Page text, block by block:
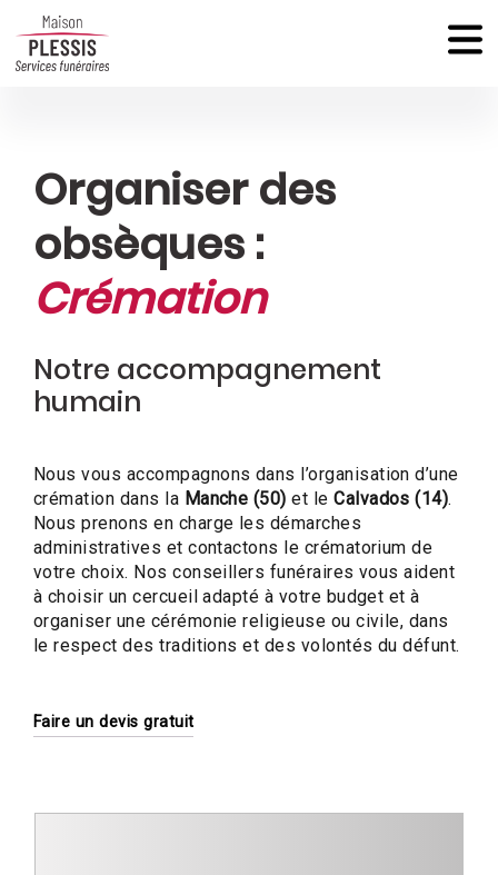
Organiser des
obsèques :
Crémation
Notre accompagnement
humain
Nous vous accompagnons dans l’organisation d’une
crémation dans la Manche (50) et leCalvados (14).
Nous prenons en charge les démarches
administratives et contactons le crématorium de
votre choix. Nos conseillers funéraires vous aident
à choisir un cercueil adapté à votre budget et à
organiser une cérémonie religieuse ou civile, dans
le respect des traditions et des volontés du défunt.
Faire un devis gratuit